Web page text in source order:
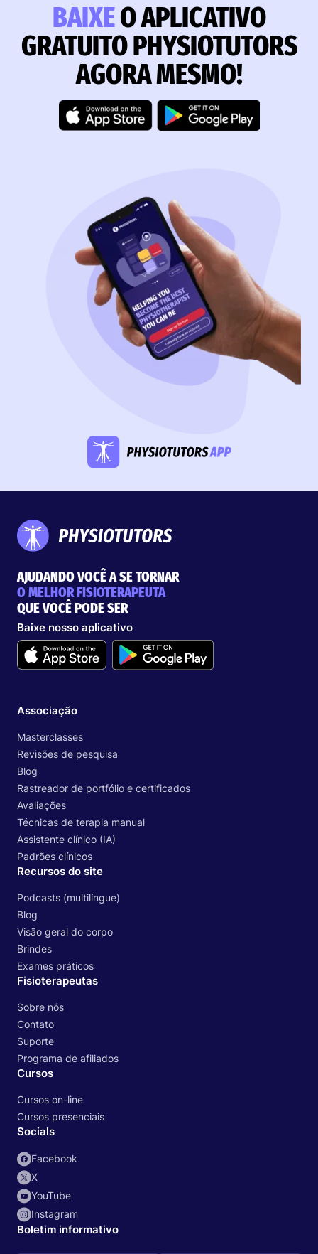
BAIXEO APLICATIVO
GRATUITO PHYSIOTUTORS
AGORA MESMO!
AJUDANDO VOCÊ A SE TORNAR
O MELHOR FISIOTERAPEUTA
QUE VOCÊ PODE SER
Baixe nosso aplicativo
Associação
Masterclasses
Revisões de pesquisa
Blog
Rastreador de portfólio e certificados
Avaliações
Técnicas de terapia manual
Assistente clínico (IA)
Padrões clínicos
Recursos do site
Podcasts (multilíngue)
Blog
Visão geral do corpo
Brindes
Exames práticos
Fisioterapeutas
Sobre nós
Contato
Suporte
Programa de afiliados
Cursos
Cursos on-line
Cursos presenciais
Socials
Facebook
X
YouTube
Instagram
Boletim informativo